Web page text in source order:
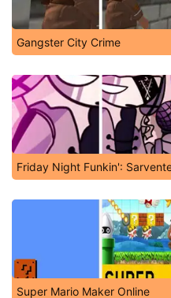
Gangster City Crime
Friday Night Funkin':
Super Mario Maker Online